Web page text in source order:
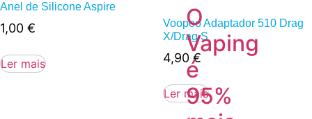
O
Vaping
é
95%
Anel de Silicone Aspire
1,00 €
Ler mais
Voopoo Adaptador 510 Drag
X/Drag S
4,90€
Ler mais